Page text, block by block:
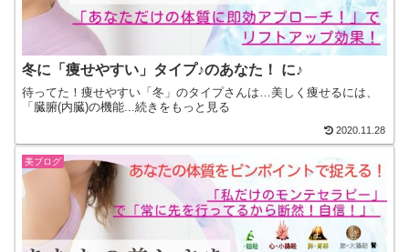
冬に「痩せやすい」タイプ♪のあなた！ に♪
待ってた！痩せやすい「冬」のタイプさんは…美しく痩せるには、
「臓腑(内臓)の機能...続きをもっと見る
2020.11.28
美ブログ